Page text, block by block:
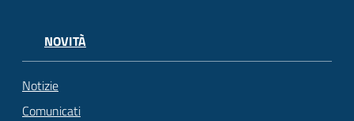
NOVITÀ
Notizie
Comunicati